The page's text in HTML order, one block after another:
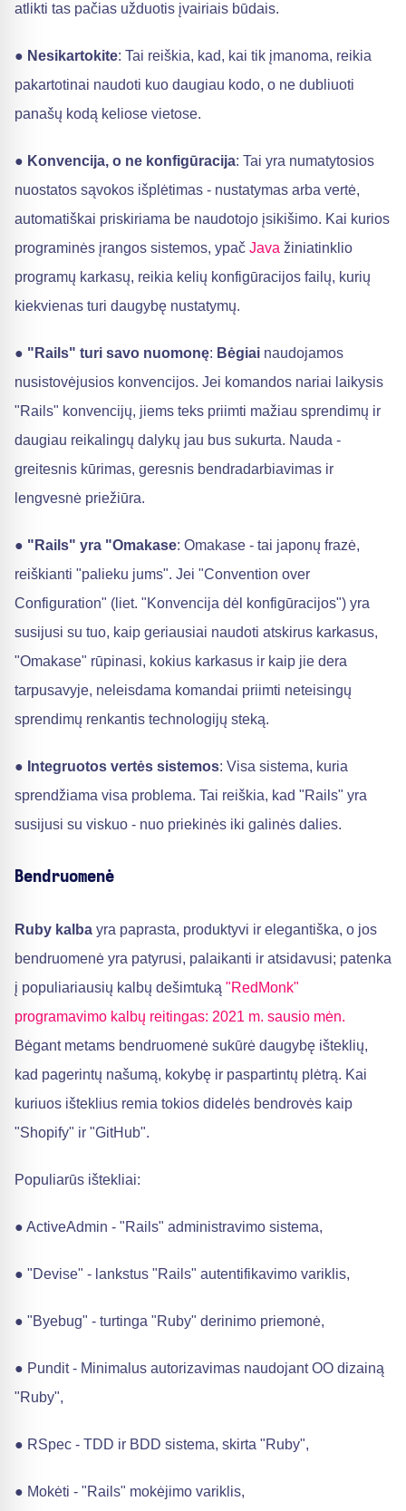
atlikti tas pačias užduotis įvairiais būdais.
● Nesikartokite: Tai reiškia, kad, kai tik įmanoma, reikia
pakartotinai naudoti kuo daugiau kodo, o ne dubliuoti
panašų kodą keliose vietose.
● Konvencija, o ne konfigūracija: Tai yra numatytosios
nuostatos sąvokos išplėtimas - nustatymas arba vertė,
automatiškai priskiriama be naudotojo įsikišimo. Kai kurios
programinės įrangos sistemos, ypač Java žiniatinklio
programų karkasų, reikia kelių konfigūracijos failų, kurių
kiekvienas turi daugybę nustatymų.
● "Rails" turi savo nuomonę: Bėgiai naudojamos
nusistovėjusios konvencijos. Jei komandos nariai laikysis
"Rails" konvencijų, jiems teks priimti mažiau sprendimų ir
daugiau reikalingų dalykų jau bus sukurta. Nauda -
greitesnis kūrimas, geresnis bendradarbiavimas ir
lengvesnė priežiūra.
● "Rails" yra "Omakase: Omakase - tai japonų frazė,
reiškianti "palieku jums". Jei "Convention over
Configuration" (liet. "Konvencija dėl konfigūracijos") yra
susijusi su tuo, kaip geriausiai naudoti atskirus karkasus,
"Omakase" rūpinasi, kokius karkasus ir kaip jie dera
tarpusavyje, neleisdama komandai priimti neteisingų
sprendimų renkantis technologijų steką.
● Integruotos vertės sistemos: Visa sistema, kuria
sprendžiama visa problema. Tai reiškia, kad "Rails" yra
susijusi su viskuo - nuo priekinės iki galinės dalies.
Bendruomenė
Ruby kalba yra paprasta, produktyvi ir elegantiška, o jos
bendruomenė yra patyrusi, palaikanti ir atsidavusi; patenka
į populiariausių kalbų dešimtuką "RedMonk"
programavimo kalbų reitingas: 2021 m. sausio mėn.
Bėgant metams bendruomenė sukūrė daugybę išteklių,
kad pagerintų našumą, kokybę ir paspartintų plėtrą. Kai
kuriuos išteklius remia tokios didelės bendrovės kaip
"Shopify" ir "GitHub".
Populiarūs ištekliai:
● ActiveAdmin - "Rails" administravimo sistema,
● "Devise" - lankstus "Rails" autentifikavimo variklis,
● "Byebug" - turtinga "Ruby" derinimo priemonė,
● Pundit - Minimalus autorizavimas naudojant OO dizainą
"Ruby",
● RSpec - TDD ir BDD sistema, skirta "Ruby",
● Mokėti - "Rails" mokėjimo variklis,